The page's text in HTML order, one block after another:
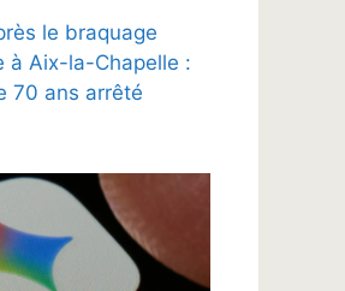
le braquage
à Aix-la-Chapelle :
70 ans arrêté